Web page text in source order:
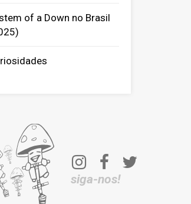
of a Down no Brasil
siga-nos!